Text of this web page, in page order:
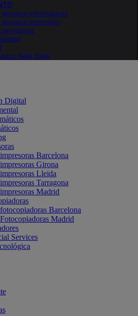
informáticos
impresión
Help Desk
Digital
Barcelona
Girona
Lleida
Tarragona
Madrid
Barcelona
Madrid
Services